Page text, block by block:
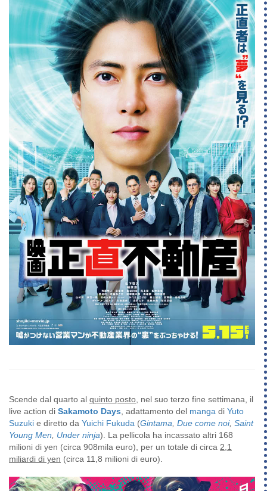
Scende dal quarto al quinto posto, nel suo terzo fine settimana, il
live action di Sakamoto Days, adattamento del manga di Yuto
Suzuki e diretto da Yuichi Fukuda (Gintama, Due come noi, Saint
Young Men, Under ninja). La pellicola ha incassato altri 168
milioni di yen (circa 908mila euro), per un totale di circa 2,1
miliardi di yen (circa 11,8 milioni di euro).